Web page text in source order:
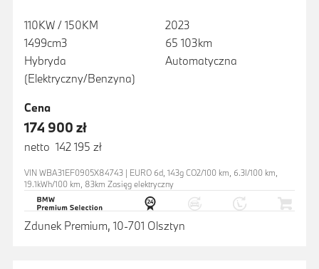
110KW / 150KM
1499cm3
Hybryda
(Elektryczny/Benzyna)
2023
65 103km
Automatyczna
Cena
174 900 zł
netto 142 195 zł
VIN WBA31EF0905X84743 | EURO 6d, 143g CO2/100 km, 6.3l/100 km,
19.1kWh/100 km, 83km Zasięg elektryczny
Zdunek Premium, 10-701 Olsztyn